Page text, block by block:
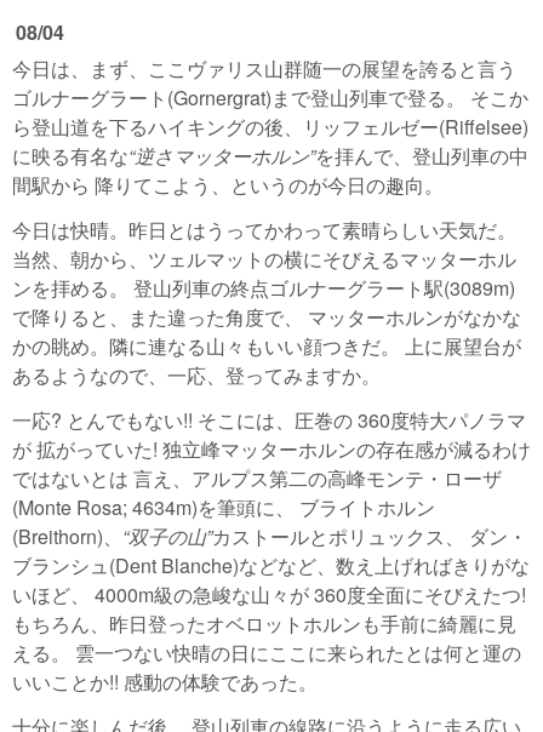
08/04
今日は、まず、ここヴァリス山群随一の展望を誇ると言う
ゴルナーグラート(Gornergrat)まで登山列車で登る。 そこか
ら登山道を下るハイキングの後、リッフェルゼー(Riffelsee)
に映る有名な 逆さマッターホルン を拝んで、登山列車の中
間駅から 降りてこよう、というのが今日の趣向。
今日は快晴。昨日とはうってかわって素晴らしい天気だ。
当然、朝から、ツェルマットの横にそびえるマッターホル
ンを拝める。 登山列車の終点ゴルナーグラート駅(3089m)
で降りると、また違った角度で、 マッターホルンがなかな
かの眺め。隣に連なる山々もいい顔つきだ。 上に展望台が
あるようなので、一応、登ってみますか。
一応? とんでもない!! そこには、圧巻の 360度特大パノラマ
が 拡がっていた! 独立峰マッターホルンの存在感が減るわけ
ではないとは 言え、アルプス第二の高峰モンテ・ローザ
(Monte Rosa; 4634m)を筆頭に、 ブライトホルン
(Breithorn)、
双子の山 カストールとポリュックス、 ダン・
ブランシュ(Dent Blanche)などなど、数え上げればきりがな
いほど、 4000m級の急峻な山々が 360度全面にそびえたつ!
もちろん、昨日登ったオベロットホルンも手前に綺麗に見
える。 雲一つない快晴の日にここに来られたとは何と運の
いいことか!! 感動の体験であった。
十分に楽しんだ後、 登山列車の線路に沿うように走る広い